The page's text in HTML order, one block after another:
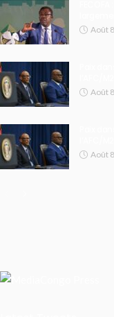
Août
Août
Août